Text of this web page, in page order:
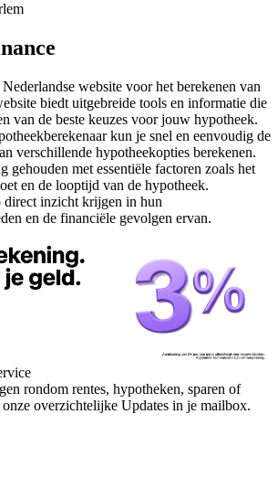
website voor het berekenen van
biedt uitgebreide tools en informatie die
van de beste keuzes voor jouw hypotheek.
kun je snel en eenvoudig de
verschillende hypotheekopties berekenen.
gehouden met essentiële factoren zoals het
en de looptijd van de hypotheek.
direct inzicht krijgen in hun
en de financiële gevolgen ervan.
rondom rentes, hypotheken, sparen of
overzichtelijke Updates in je mailbox.